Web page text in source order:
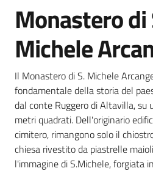
Monastero di
Michele
Il Monastero di S. Michele
fondamentale della storia del
dal conte Ruggero di Altavilla, su
metri quadrati. Dell'originario
cimitero, rimangono solo il
chiesa rivestito da piastrelle
l'immagine di S.Michele, forgiata